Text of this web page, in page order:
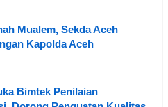
Mualem, Sekda Aceh
Kapolda Aceh
Bimtek Penilaian